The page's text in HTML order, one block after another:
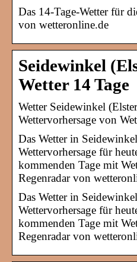
Das 14-Tage-Wetter für
von wetteronline.de
Seidewinkel
Wetter 14 Tage
Wetter Seidewinkel
Wettervorhersage von
Das Wetter in
Wettervorhersage für
kommenden Tage mit
Regenradar von
Das Wetter in
Wettervorhersage für
kommenden Tage mit
Regenradar von